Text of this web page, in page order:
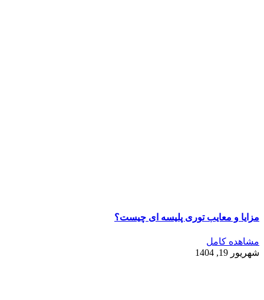
مزایا و معایب توری پلیسه ای چیست؟
مشاهده کامل
شهریور 19, 1404